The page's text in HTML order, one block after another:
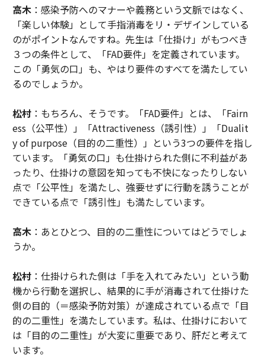
高木：感染予防へのマナーや義務という文脈ではなく、
「楽しい体験」として手指消毒をリ・デザインしている
のがポイントなんですね。先生は「仕掛け」がもつべき
３つの条件として、「FAD要件」を定義されています。
この「勇気の口」も、やはり要件のすべてを満たしてい
るのでしょうか。
松村：もちろん、そうです。「FAD要件」とは、「Fairn
ess（公平性）」「Attractiveness（誘引性）」「Dualit
y of purpose（目的の二重性）」という3つの要件を指し
ています。「勇気の口」も仕掛けられた側に不利益があ
ったり、仕掛けの意図を知っても不快になったりしない
点で「公平性」を満たし、強要せずに行動を誘うことが
できている点で「誘引性」も満たしています。
高木：あとひとつ、目的の二重性についてはどうでしょ
うか。
松村：仕掛けられた側は「手を入れてみたい」という動
機から行動を選択し、結果的に手が消毒されて仕掛けた
側の目的（＝感染予防対策）が達成されている点で「目
的の二重性」を満たしています。私は、仕掛けにおいて
は「目的の二重性」が大変に重要であり、肝だと考えて
います。